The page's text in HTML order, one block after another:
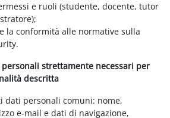
e ruoli (studente, docente, tutor
la conformità alle normative sulla
strettamente necessari per
descritta
dati personali comuni: nome,
e-mail e dati di navigazione,